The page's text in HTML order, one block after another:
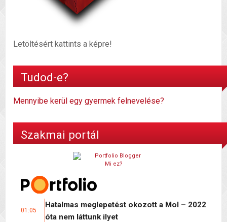
Letöltésért kattints a képre!
Tudod-e?
Mennyibe kerül egy gyermek felnevelése?
Szakmai portál
Mi ez?
01:05
Hatalmas meglepetést okozott a Mol – 2022
óta nem láttunk ilyet